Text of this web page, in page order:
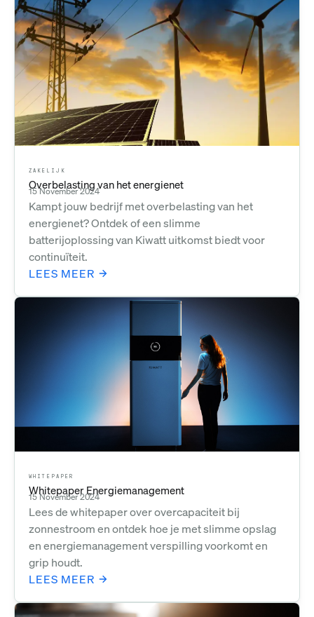
ZAKELIJK
Overbelasting van het energienet
15 November 2024
Kampt jouw bedrijf met overbelasting van het
energienet? Ontdek of een slimme
batterijoplossing van Kiwatt uitkomst biedt voor
continuïteit.
LEES MEER
WHITEPAPER
Whitepaper Energiemanagement
15 November 2024
Lees de whitepaper over overcapaciteit bij
zonnestroom en ontdek hoe je met slimme opslag
en energiemanagement verspilling voorkomt en
grip houdt.
LEES MEER